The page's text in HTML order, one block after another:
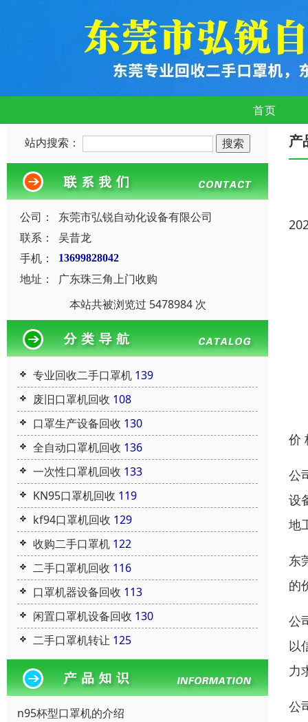
首页
站内搜索：
公司：
东莞市弘锐自动化设备有限公司
联系：
吴昔龙
手机：
13699828042
地址：
广东珠三角上门收购
本站共被浏览过 5478984 次
专业回收二手口罩机 139
废旧口罩机回收 108
口罩生产设备回收 130
全自动口罩机回收 136
一次性口罩机回收 133
KN95口罩机回收 119
kf94口罩机回收 129
收购二手口罩机 122
二手口罩机回收 116
口罩机器设备回收 113
闲置口罩机设备回收 130
二手口罩机转让 125
n95杯型口罩机的介绍
产
价
公
设
地
东
的
公
以
力
公